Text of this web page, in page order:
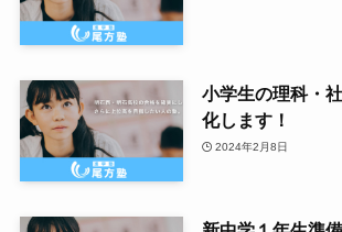
小学生の理科・
化します！
2024年2月8日